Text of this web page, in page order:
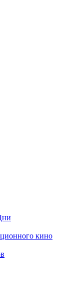
кино